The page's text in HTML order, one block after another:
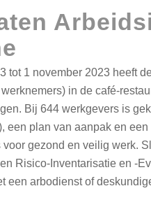
tot 1 november 2023 heeft
in de café-
Bij 644 werkgevers is
een plan van aanpak en
gezond en veilig werk.
Risico-Inventarisatie en -
een arbodienst of